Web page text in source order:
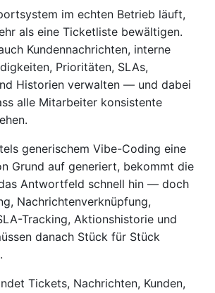
im echten Betrieb läuft,
als eine Ticketliste bewältigen.
Kundennachrichten, interne
Prioritäten, SLAs,
Historien verwalten — und dabei
alle Mitarbeiter konsistente
generischem Vibe-Coding eine
Grund auf generiert, bekommt die
Antwortfeld schnell hin — doch
Nachrichtenverknüpfung,
Tracking, Aktionshistorie und
danach Stück für Stück
Tickets, Nachrichten, Kunden,